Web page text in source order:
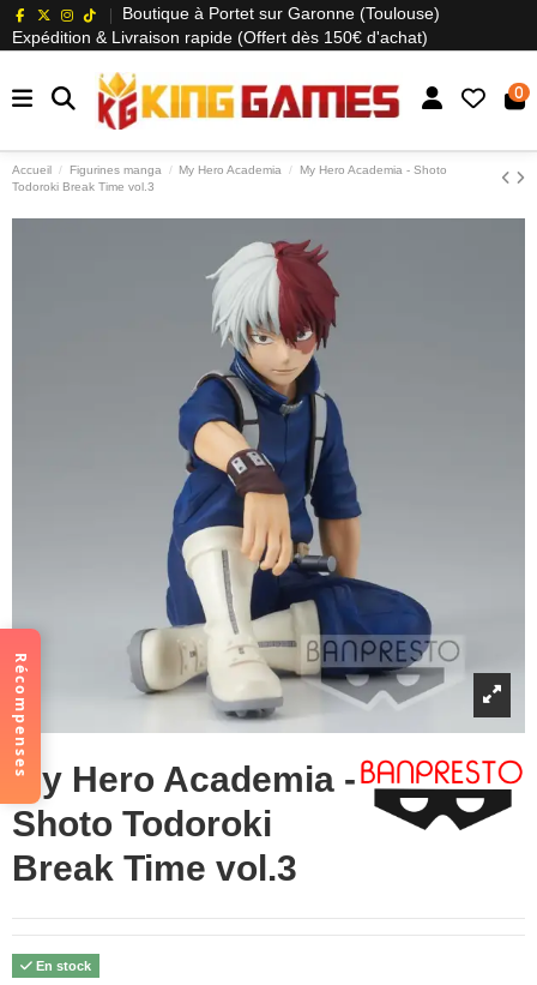
Boutique à Portet sur Garonne (Toulouse)
Expédition & Livraison rapide (Offert dès 150€ d'achat)
0
Accueil Figurines manga My Hero Academia
My Hero Academia - Shoto
Todoroki Break Time vol.3
My Hero Academia -
Shoto Todoroki
Break Time vol.3
En stock
Récompenses